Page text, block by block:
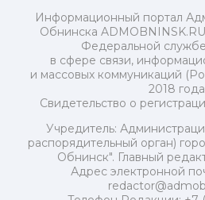
Информационный портал
Обнинска
Федеральной
в сфере связи,
и массовых коммуникаций
2018
Свидетельство о
Учредитель:
распорядительный орган)
Обнинск". Главный
Адрес электронной